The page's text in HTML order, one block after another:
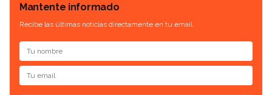
Mantente informado
Recibe las últimas noticias directamente en tu email.